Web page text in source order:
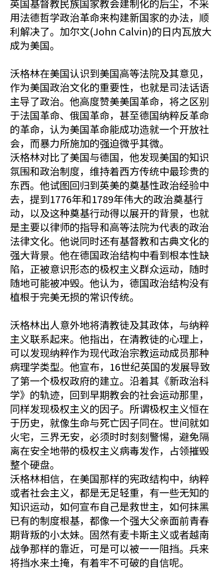
英国基督教民族国家教会建制化的后尘，不采
用法德哲学政治革命来构建新国家的办法，顺
利解决了。加尔文(John Calvin)的日内瓦放大
成为美国。
沃格林在美国认识到美国高等法院及其意见，
作为美国政治文化的重要性，也就是司法话语
主导了政治。他高度赞美美国革命，将之区别
于法国革命、俄国革命，甚至德国纳粹反革命
的革命，认为美国革命能成功造就一个开放社
会，而暴力所施加的强迫微乎其微。
沃格林对比了美国与德国，他发现美国的知识
氛围和政治制度，维持着西方传统中最珍贵的
东西。他试图回归到英美的奠基性政治经验中
去，提到1776年和1789年伟大的政治奠基行
动，以及这种奠基行动得以展开的背景，也就
是主要以律师的指导和高等法院为代表的政治
法律文化。他说同时还有基督教和古典文化的
强大背景。他在德国政治结构中看到根本性缺
陷，正被意识形态的极权主义群众运动，随时
随地可能被冲毁。他认为，德国政治结构没有
植根于完美无损的常识传统。
沃格林出人意外地将清教徒及其政体，与纳粹
主义联系起来。他指出，在清教徒的心理上，
可以发现纳粹作为现代政治宗教运动成员那种
病理学类型。他宣布，16世纪英国的发展导致
了第一个极权政府的建立。沿着其《新政治科
学》的轨迹，回到早期教会的社会运动那里，
同样发现极权主义的因子。所谓极权主义恒在
于历史，就像生命与死亡因子同在。世间就如
火宅，三界无安，必须时时刻刻警惕，避免隔
离在安全地带的极权主义病毒发作，占领摧毁
整个硬盘。
沃格林相信，在美国那样的宪政结构中，纳粹
或者社会主义，都是无足轻重，有一些无知的
知识运动，如何宣布自己是救世主，如何抹黑
已有的制度根基，都像一个强大父亲面前青春
期背叛的小太妹。固然有麦卡斯主义或者越南
战争那样的靠近，可是可以被一一阻挡。兵来
将挡水来土掩，有着牢不可破的自信呢。